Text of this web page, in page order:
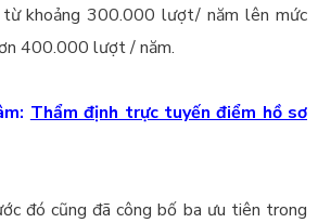
khoảng 300.000 lượt/ năm lên mức
400.000 lượt / năm.
Thẩm định trực tuyến điểm hồ sơ
đó cũng đã công bố ba ưu tiên trong